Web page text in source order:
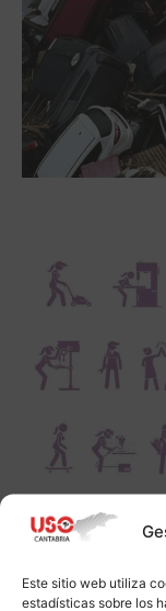
Este sitio web utiliza
estadísticas sobre los